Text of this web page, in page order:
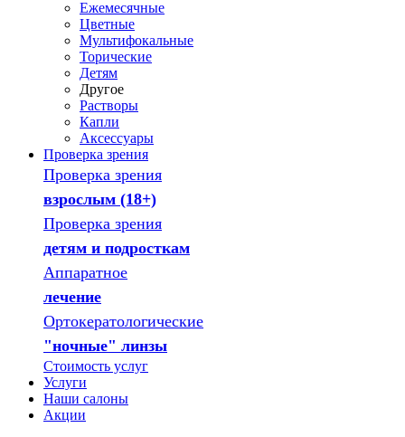
Ежемесячные
Цветные
Мультифокальные
Торические
Детям
Другое
Растворы
Капли
Аксессуары
Проверка зрения
Проверка зрения
взрослым (18+)
Проверка зрения
детям и подросткам
Аппаратное
лечение
Ортокератологические
"ночные" линзы
Стоимость услуг
Услуги
Наши салоны
Акции